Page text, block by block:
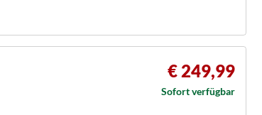
€ 249,99
Sofort verfügbar